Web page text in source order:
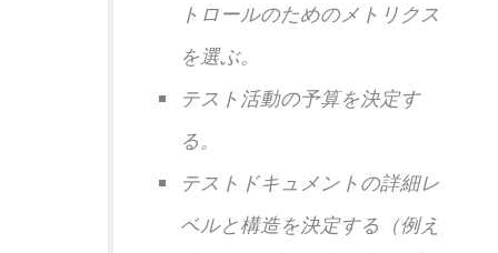
トロールのためのメトリクス
を選ぶ。
テスト活動の予算を決定す
る。
テストドキュメントの詳細レ
ベルと構造を決定する（例え